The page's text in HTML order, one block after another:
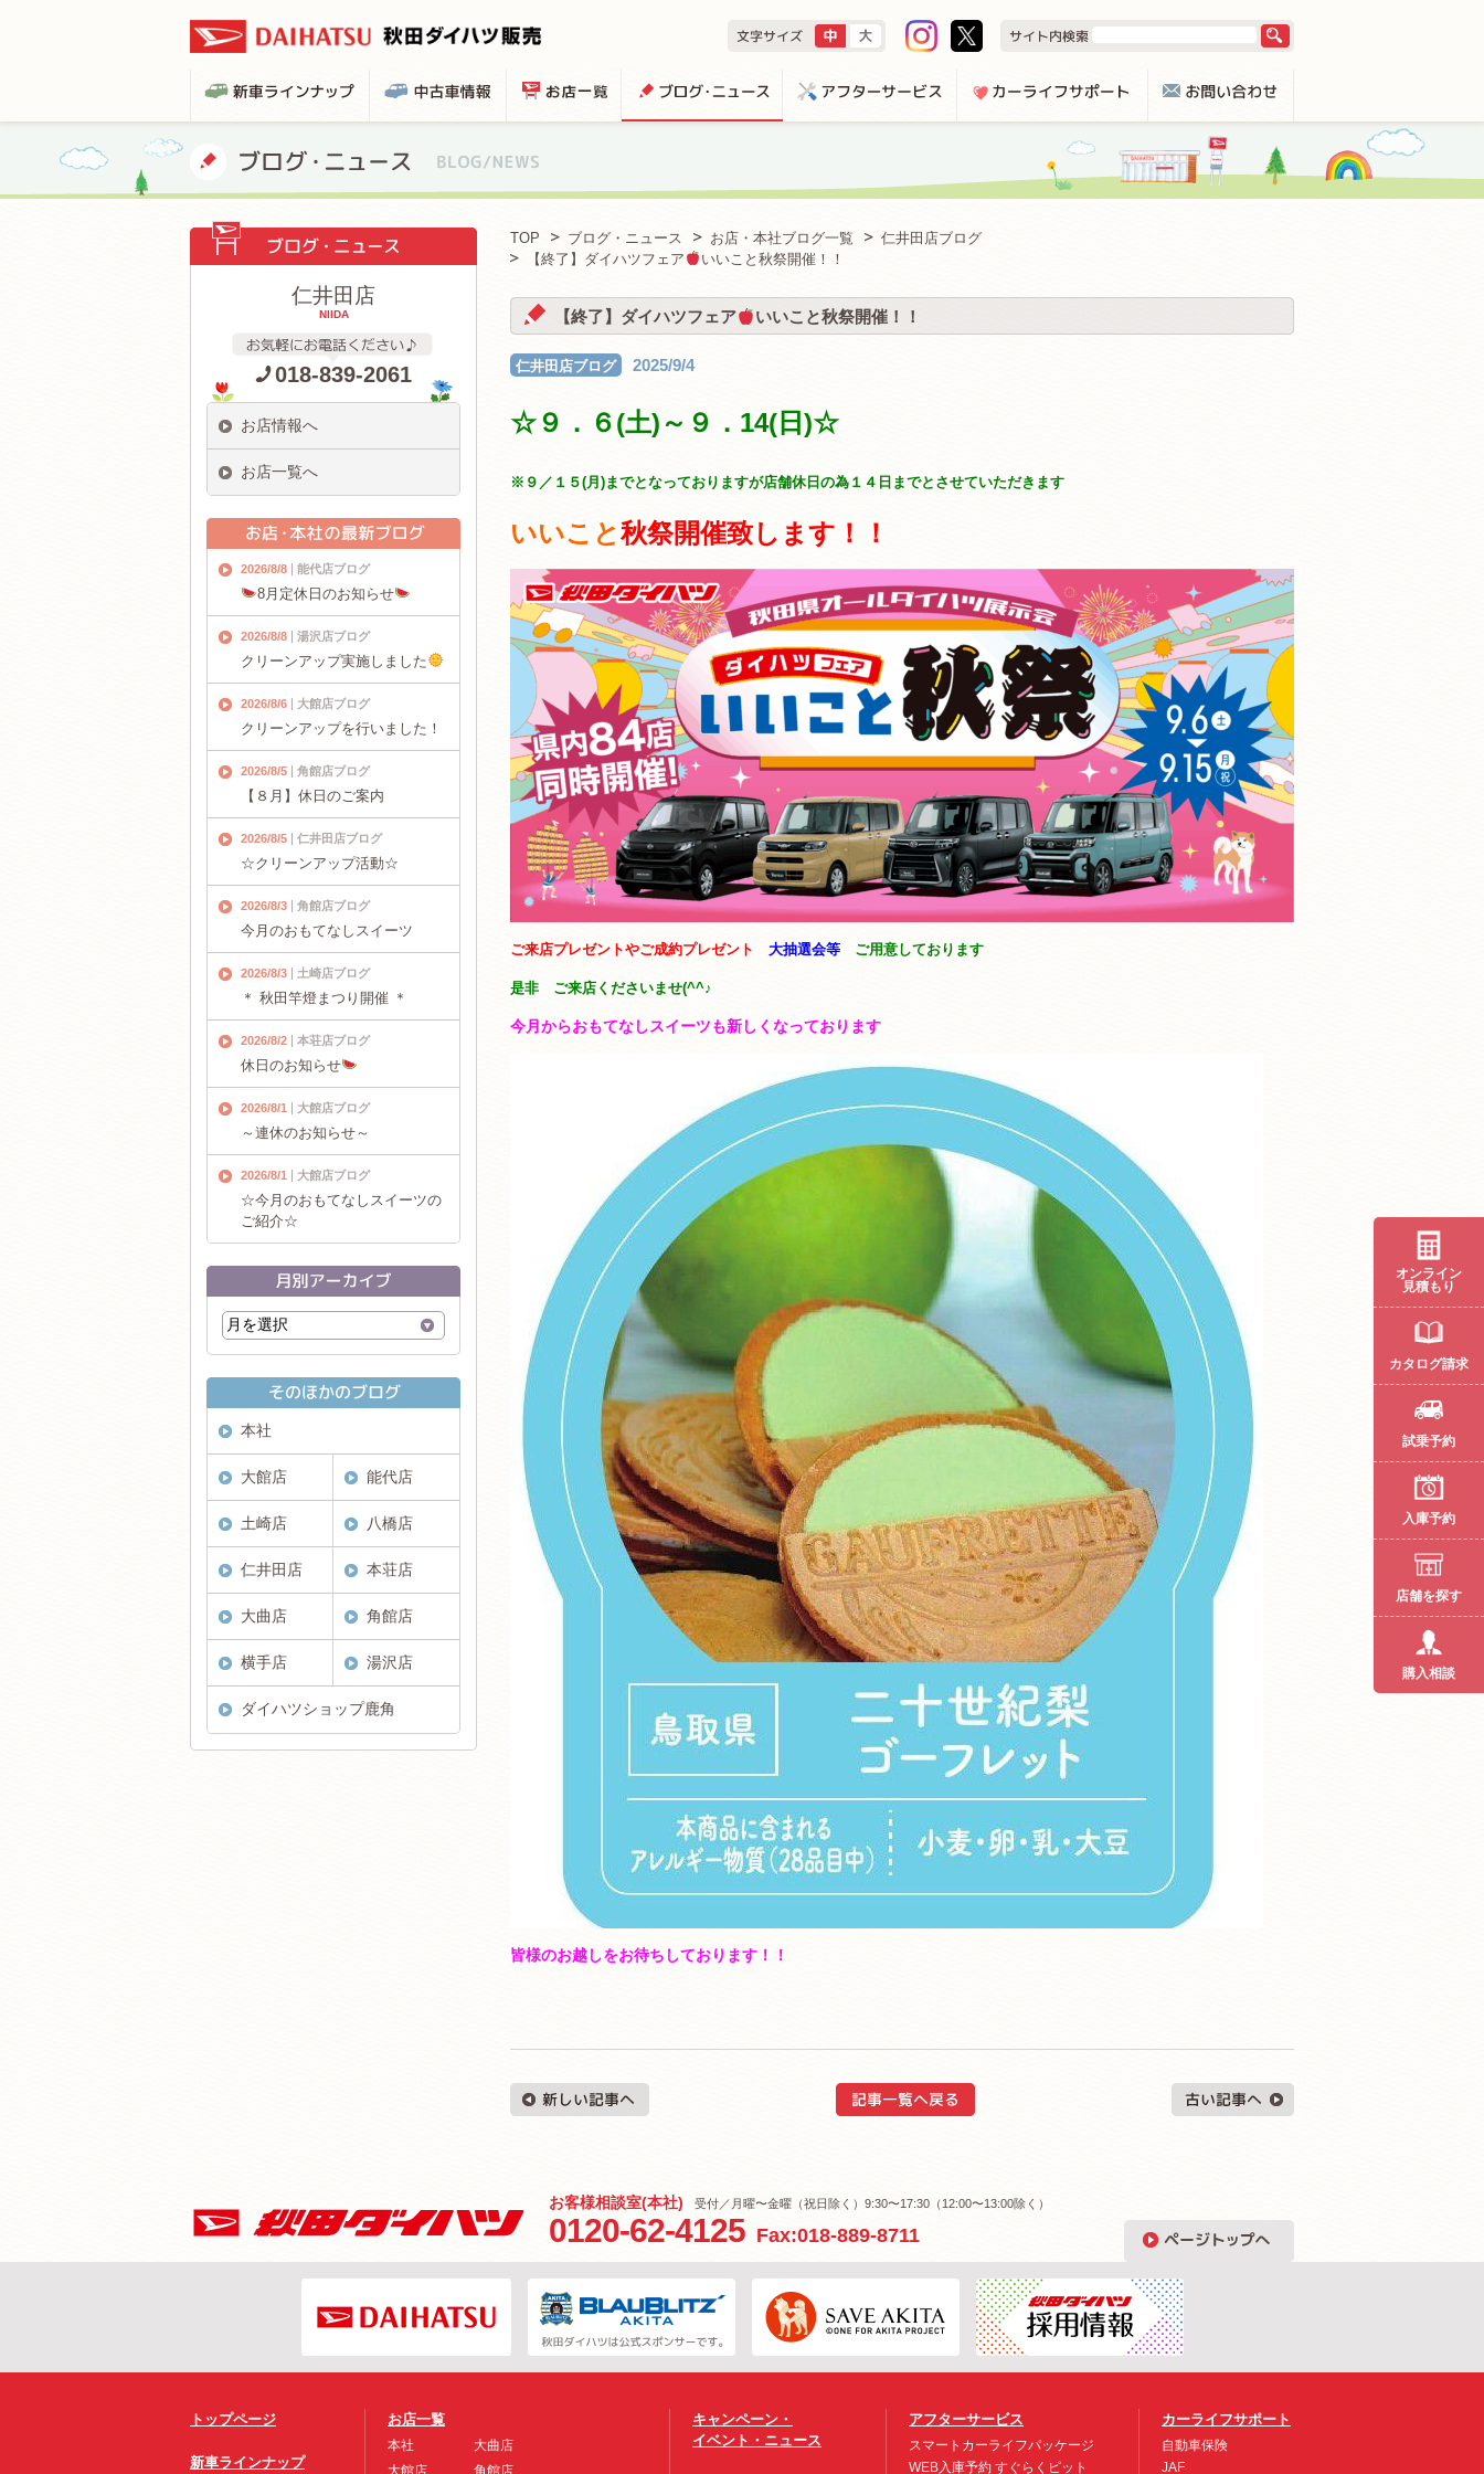
TOP ブログ・ニュース お店・本社ブログ一覧
仁井田店ブログ
【終了】ダイハツフェア
いいこと秋祭開催！！
【終了】ダイハツフェア いいこと秋祭開催！！
仁井田店ブログ 2025/9/4
☆９．６(土)～ ９．14(日)☆
※９／１５(月)までとなっておりますが店舗休日の為１４日までとさせていただきます
いいこと秋祭開催致します！！
ご来店プレゼントやご成約プレゼント 大抽選会等 ご用意しております
是非 ご来店くださいませ(^^♪
今月からおもてなしスイーツも新しくなっております
皆様のお越しをお待ちしております！！
仁井田店
NIIDA
018-839-2061
お店情報へ
お店一覧へ
2026/8/8 能代店ブログ
8月定休日のお知らせ
2026/8/8 湯沢店ブログ
クリーンアップ実施しました
2026/8/6 大館店ブログ
クリーンアップを行いました！
2026/8/5 角館店ブログ
【８月】休日のご案内
2026/8/5 仁井田店ブログ
☆クリーンアップ活動☆
2026/8/3 角館店ブログ
今月のおもてなしスイーツ
2026/8/3 土崎店ブログ
＊ 秋田竿燈まつり開催 ＊
2026/8/2 本荘店ブログ
休日のお知らせ
2026/8/1 大館店ブログ
～連休のお知らせ～
2026/8/1 大館店ブログ
☆今月のおもてなしスイーツの
ご紹介☆
本社
大館店 能代店
土崎店 八橋店
仁井田店 本荘店
大曲店 角館店
横手店 湯沢店
ダイハツショップ鹿角
お客様相談室(本社) 受付／月曜〜金曜（祝日除く）9:30〜17:30（12:00〜13:00除く）
0120-62-4125 Fax:018-889-8711
トップページ
新車ラインナップ
お店一覧
本社
大館店
大曲店
角館店
キャンペーン・
イベント・ニュース
アフターサービス
スマートカーライフパッケージ
WEB入庫予約 すぐらくピット
カーライフサポート
自動車保険
JAF
オンライン
見積もり
カタログ請求
試乗予約
入庫予約
店舗を探す
購入相談